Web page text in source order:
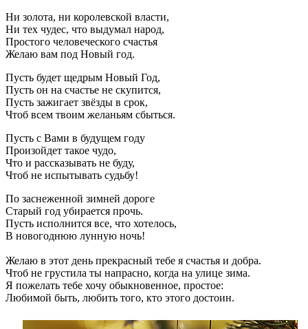
Ни золота, ни королевской власти,
Ни тех чудес, что выдумал народ,
Простого человеческого счастья
Желаю вам под Новый год.
Пусть будет щедрым Новый Год,
Пусть он на счастье не скупится,
Пусть зажигает звёзды в срок,
Чтоб всем твоим желаньям сбыться.
Пусть с Вами в будущем году
Произойдет такое чудо,
Что и рассказывать не буду,
Чтоб не испытывать судьбу!
По заснеженной зимней дороге
Старый год убирается прочь.
Пусть исполнится все, что хотелось,
В новогоднюю лунную ночь!
Желаю в этот день прекрасный тебе я счастья и добра.
Чтоб не грустила ты напрасно, когда на улице зима.
Я пожелать тебе хочу обыкновенное, простое:
Любимой быть, любить того, кто этого достоин.